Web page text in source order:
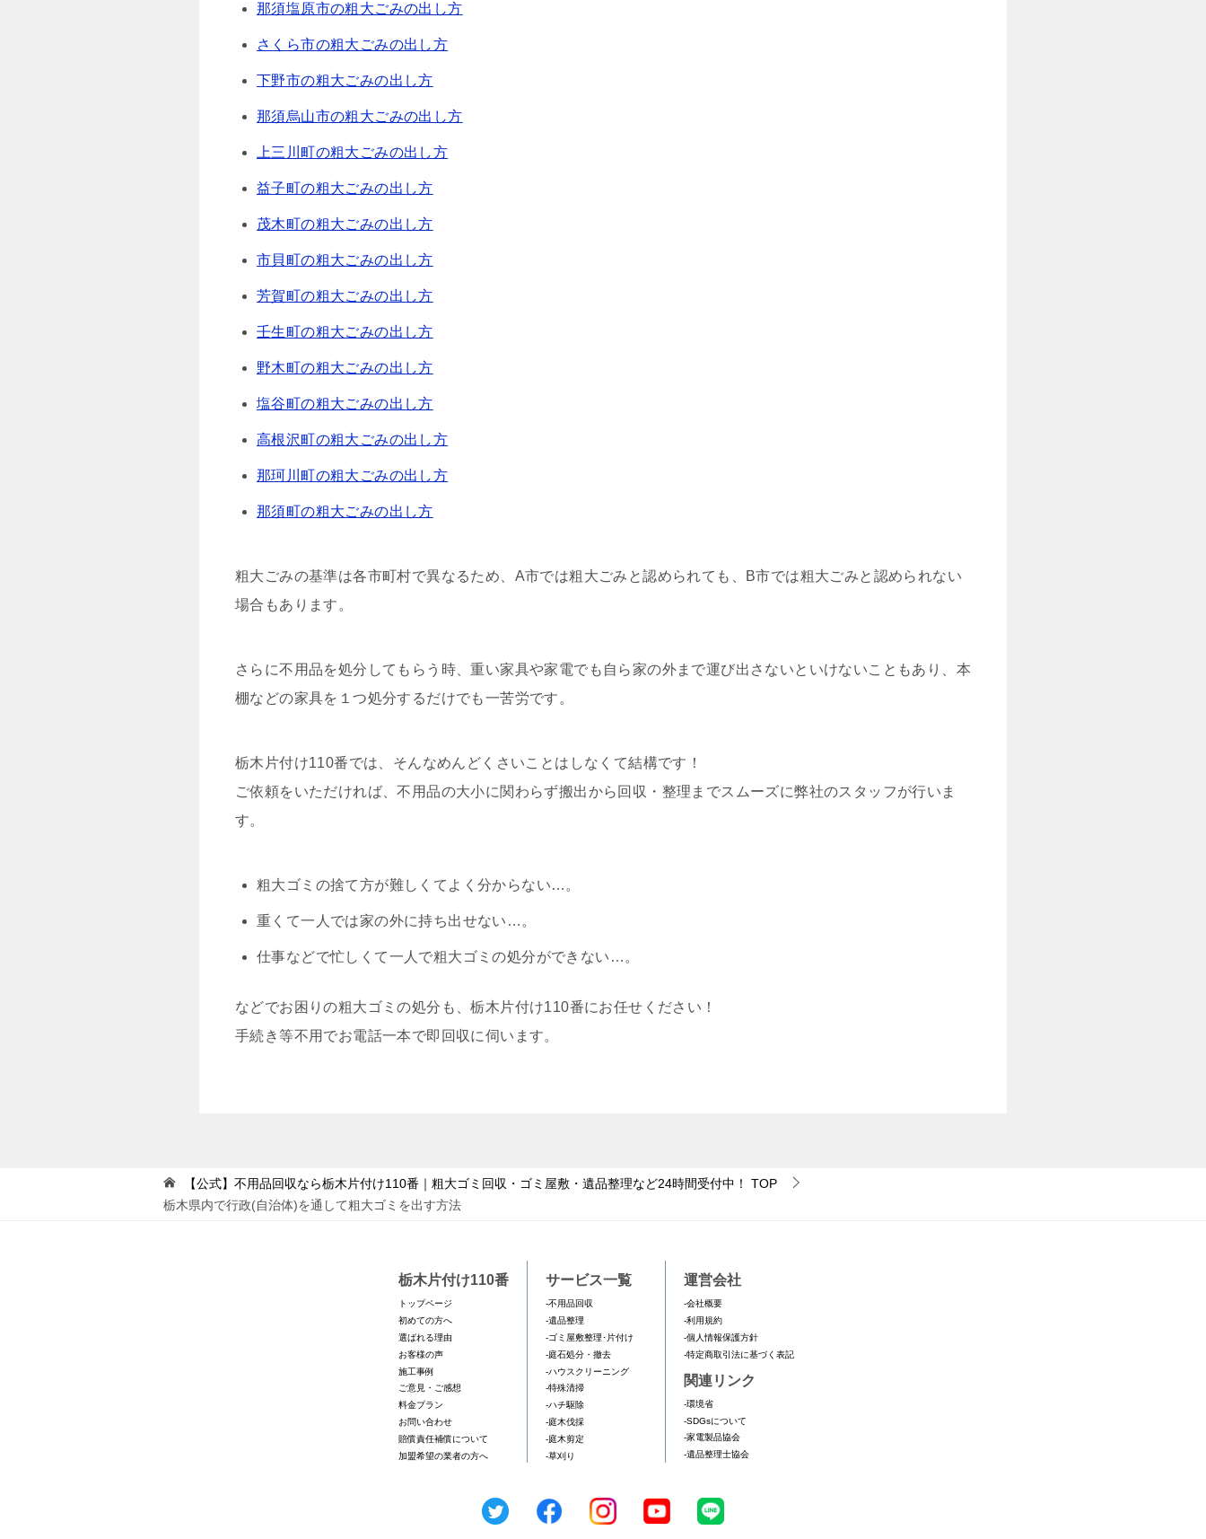
那須塩原市の粗大ごみの出し方
さくら市の粗大ごみの出し方
下野市の粗大ごみの出し方
那須烏山市の粗大ごみの出し方
上三川町の粗大ごみの出し方
益子町の粗大ごみの出し方
茂木町の粗大ごみの出し方
市貝町の粗大ごみの出し方
芳賀町の粗大ごみの出し方
壬生町の粗大ごみの出し方
野木町の粗大ごみの出し方
塩谷町の粗大ごみの出し方
高根沢町の粗大ごみの出し方
那珂川町の粗大ごみの出し方
那須町の粗大ごみの出し方
粗大ごみの基準は各市町村で異なるため、A市では粗大ごみと認められても、B市では粗大ごみと認められない
場合もあります。
さらに不用品を処分してもらう時、重い家具や家電でも自ら家の外まで運び出さないといけないこともあり、本
棚などの家具を１つ処分するだけでも一苦労です。
栃木片付け110番では、そんなめんどくさいことはしなくて結構です！
ご依頼をいただければ、不用品の大小に関わらず搬出から回収・整理までスムーズに弊社のスタッフが行いま
す。
粗大ゴミの捨て方が難しくてよく分からない…。
重くて一人では家の外に持ち出せない…。
仕事などで忙しくて一人で粗大ゴミの処分ができない…。
などでお困りの粗大ゴミの処分も、栃木片付け110番にお任せください！
手続き等不用でお電話一本で即回収に伺います。
【公式】不用品回収なら栃木片付け110番｜粗大ゴミ回収・ゴミ屋敷・遺品整理など24時間受付中！
TOP
栃木県内で行政(自治体)を通して粗大ゴミを出す方法
栃木片付け110番
トップページ
初めての方へ
選ばれる理由
お客様の声
施工事例
ご意見・ご感想
料金プラン
お問い合わせ
賠償責任補償について
加盟希望の業者の方へ
サービス一覧
-不用品回収
-遺品整理
-ゴミ屋敷整理･片付け
-庭石処分・撤去
-ハウスクリーニング
-特殊清掃
-ハチ駆除
-庭木伐採
-庭木剪定
-草刈り
運営会社
-会社概要
-利用規約
-個人情報保護方針
-特定商取引法に基づく表記
関連リンク
-環境省
-SDGsについて
-家電製品協会
-遺品整理士協会